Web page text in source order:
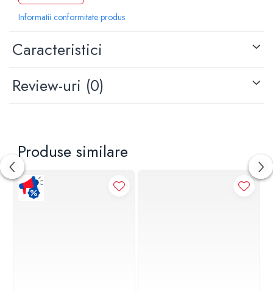
Informatii conformitate produs
Caracteristici
Review-uri (0)
Produse similare